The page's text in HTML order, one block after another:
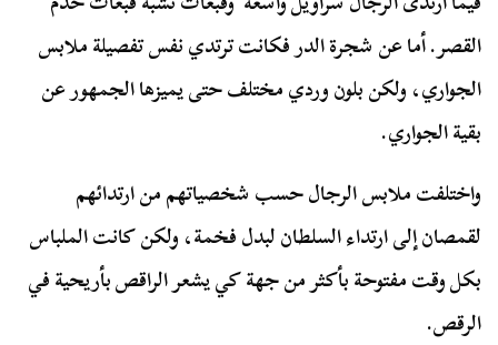
القصر. أما عن شجرة الدر فكانت ترتدي نفس تفصيلة ملابس
الجواري، ولكن بلون وردي مختلف حتى يميزها الجمهور عن
بقية الجواري.
واختلفت ملابس الرجال حسب شخصياتهم من ارتدائهم
لقمصان إلى ارتداء السلطان لبدل فخمة، ولكن كانت الملباس
بكل وقت مفتوحة بأكثر من جهة كي يشعر الراقص بأريحية في
الرقص.